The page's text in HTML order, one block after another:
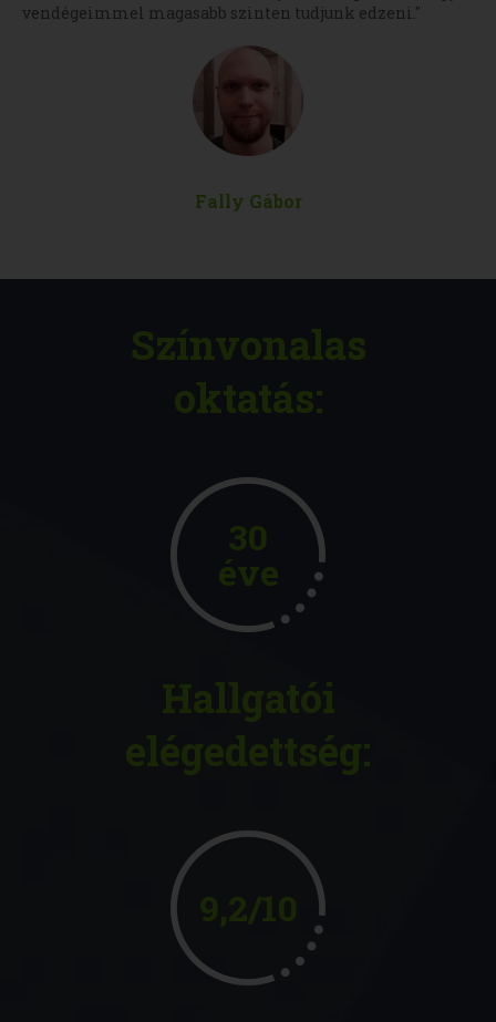
vendégeimmel magasabb szinten tudjunk edzeni."
Fally Gábor
Színvonalas
oktatás:
30
éve
Hallgatói
elégedettség:
9,2/10